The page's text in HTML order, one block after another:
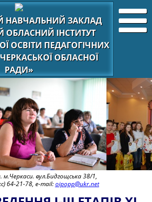
НАВЧАЛЬНИЙ ЗАКЛАД
ОБЛАСНИЙ ІНСТИТУТ
ОСВІТИ ПЕДАГОГІЧНИХ
ОБЛАСНОЇ
РАДИ»
м.Черкаси. вул.Бидгощська 38/1,
64-21-78, e-mail:oipopp@ukr.net